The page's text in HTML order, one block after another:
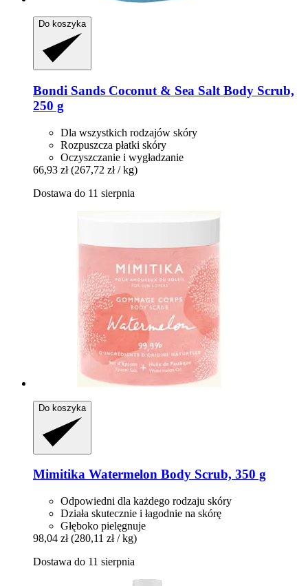
Do koszyka
Bondi Sands Coconut & Sea Salt Body Scrub,
250 g
Dla wszystkich rodzajów skóry
Rozpuszcza płatki skóry
Oczyszczanie i wygładzanie
66,93 zł (267,72 zł / kg)
Dostawa do 11 sierpnia
Do koszyka
Mimitika Watermelon Body Scrub, 350 g
Odpowiedni dla każdego rodzaju skóry
Działa skutecznie i łagodnie na skórę
Głęboko pielęgnuje
98,04 zł (280,11 zł / kg)
Dostawa do 11 sierpnia